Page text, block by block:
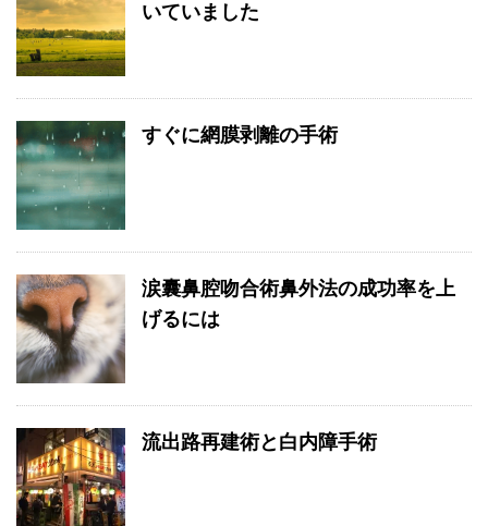
いていました
すぐに網膜剥離の手術
涙囊鼻腔吻合術鼻外法の成功率を上
げるには
流出路再建術と白内障手術